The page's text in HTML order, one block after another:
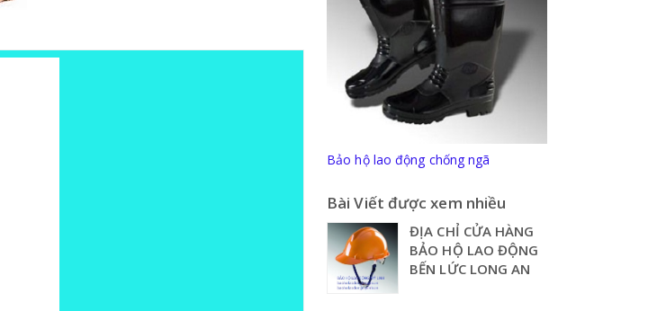
Bảo hộ lao động chống ngã
Bài Viết được xem nhiều
ĐỊA CHỈ CỬA HÀNG
BẢO HỘ LAO ĐỘNG
BẾN LỨC LONG AN